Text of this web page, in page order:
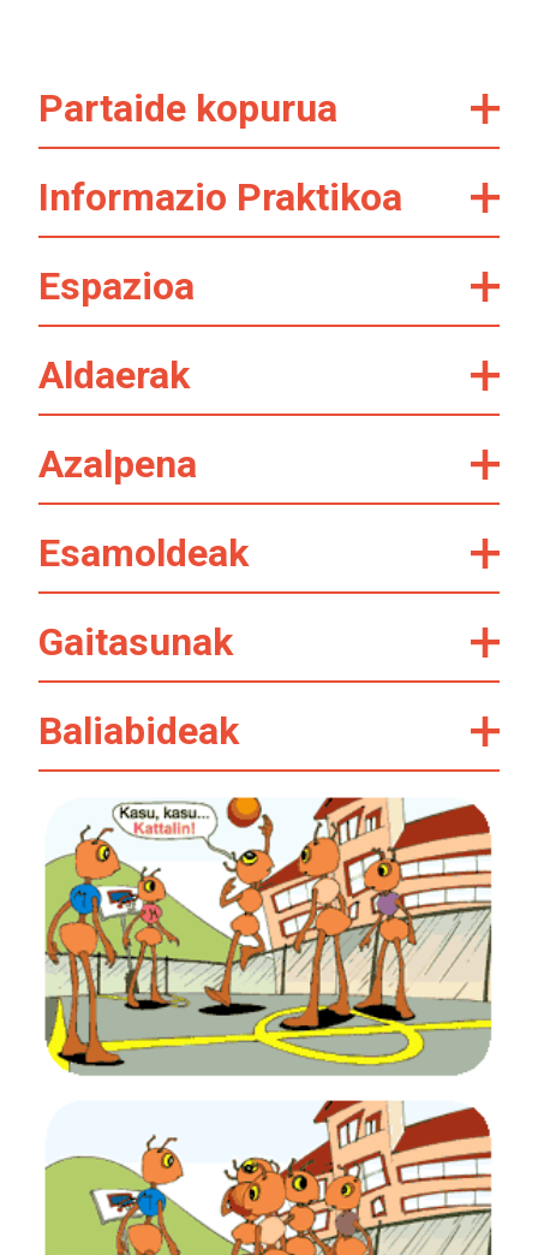
Partaide kopurua
Informazio Praktikoa
Espazioa
Aldaerak
Azalpena
Esamoldeak
Gaitasunak
Baliabideak